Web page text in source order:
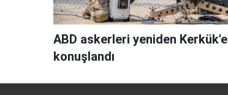
ABD askerleri yeniden Kerkük'e
konuşlandı